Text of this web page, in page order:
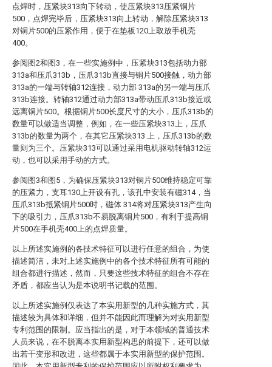
点焊时，压紧块313向下转动，使压紧块313压紧铜片
500，点焊完毕后，压紧块313向上转动，解除压紧块313
对铜片500的压紧作用，便于在垫板120上取放手机壳
400。
参阅图2和图3，在一些实施例中，压紧块313包括动力部
313a和压爪313b，压爪313b直接与铜片500接触，动力部
313a的一端与转轴312连接，动力部 313a的另一端与压爪
313b连接。转轴312通过动力部313a带动压爪313b接近或
远离铜片500。根据铜片500长度尺寸的大小，压爪313b的
数量可以做适当调整，例如，在一些压紧块313上，压爪
313b的数量为两个，在其它压紧块313 上，压爪313b的数
量则为三个。压紧块313可以通过采用电机驱动转轴312运
动，也可以采用手动的方式。
参阅图3和图5，为确保压紧块313对铜片500维持稳定可靠
的压紧力，支耳130上开设有孔，该孔中安装有磁314，当
压爪313b抵紧铜片500时，磁体 314将对压紧块313产生向
下的吸引力，压爪313b不易脱离铜片500，有利于提高铜
片500在手机壳400上的点焊质量。
以上所述实施例的各技术特征可以进行任意的组合，为使
描述简洁，未对上述实施例中的各个技术特征所有可能的
组合都进行描述，然而，只要这些技术特征的组合不存在
矛盾，都应当认为是本说明书记载的范围。
以上所述实施例仅表达了本实用新型的几种实施方式，其
描述较为具体和详细，但并不能因此而理解为对实用新型
专利范围的限制。应当指出的是，对于本领域的普通技术
人员来说，在不脱离本实用新型构思的前提下，还可以做
出若干变形和改进，这些都属于本实用新型的保护范围。